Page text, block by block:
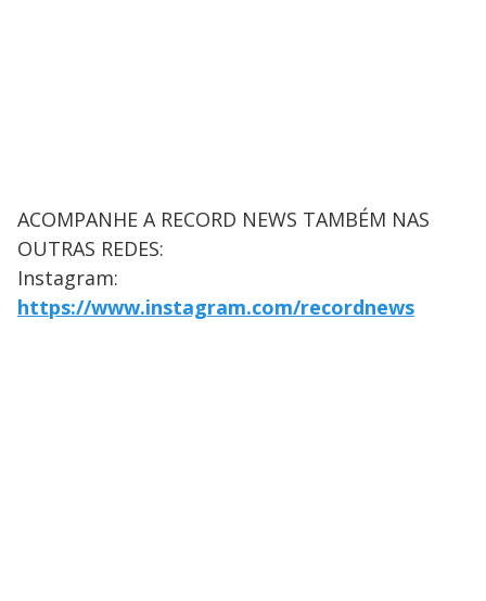
ACOMPANHE A RECORD NEWS TAMBÉM NAS
OUTRAS REDES:
Instagram:
https://www.instagram.com/recordnews